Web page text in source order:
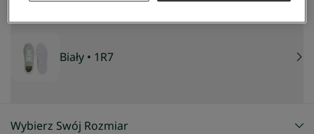
Wybierz Swój Rozmiar
Biały • 1R7